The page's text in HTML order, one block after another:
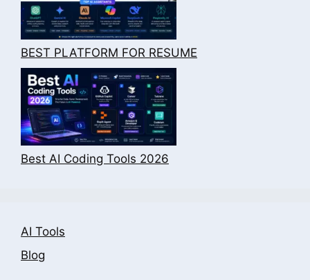
BEST PLATFORM FOR RESUME
Best AI Coding Tools 2026
AI Tools
Blog